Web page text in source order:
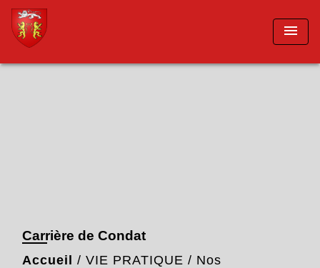
menu
Carrière de Condat
Accueil / VIE PRATIQUE / Nos